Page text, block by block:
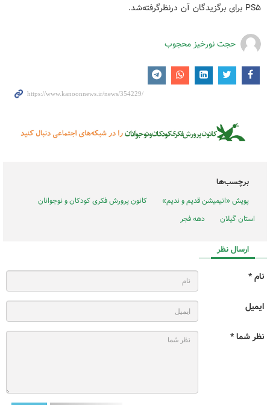
PS۵ برای برگزیدگان آن درنظرگرفته‌شد.
حجت نورخیز محجوب
برچسب‌ها
پویش «انیمیشن قدیم و ندیم»
کانون پرورش فکری کودکان و نوجوانان
استان گیلان
دهه فجر
ارسال نظر
نام *
ایمیل
نظر شما *